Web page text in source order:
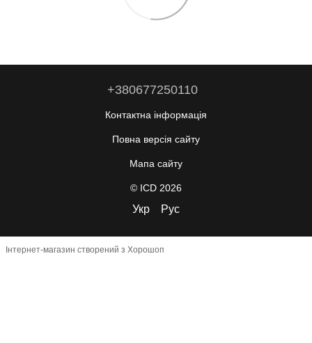
+380677250110
Контактна інформація
Повна версія сайту
Мапа сайту
© ICD 2026
Укр Рус
Інтернет-магазин створений з Хорошоп